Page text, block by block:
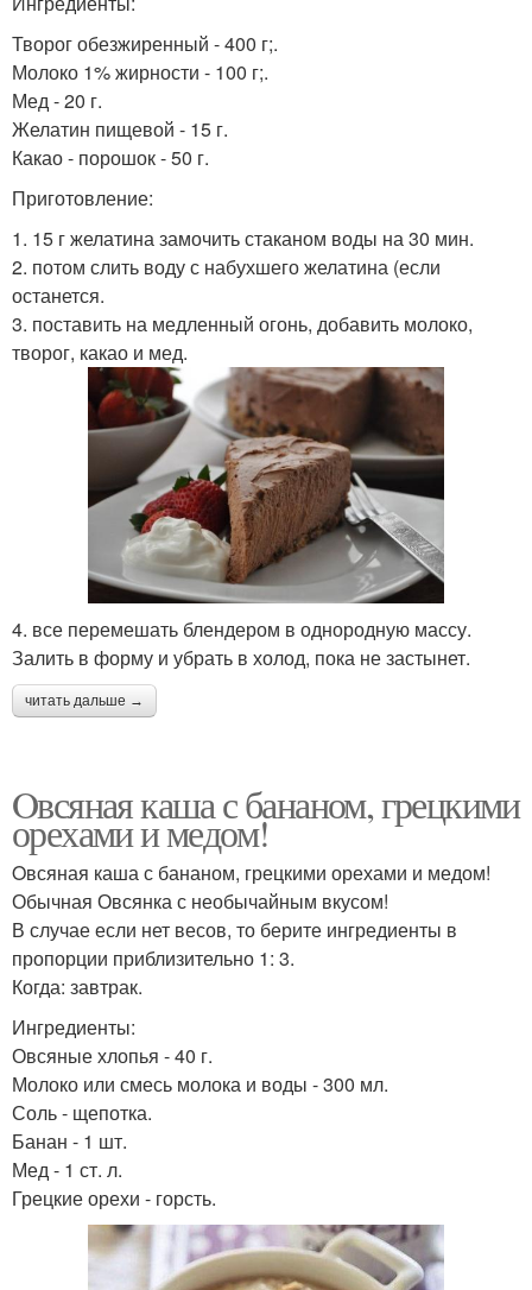
Творог обезжиренный - 400 г;.
Молоко 1% жирности - 100 г;.
Мед - 20 г.
Желатин пищевой - 15 г.
Какао - порошок - 50 г.
Приготовление:
1. 15 г желатина замочить стаканом воды на 30 мин.
2. потом слить воду с набухшего желатина (если
останется.
3. поставить на медленный огонь, добавить молоко,
творог, какао и мед.
4. все перемешать блендером в однородную массу.
Залить в форму и убрать в холод, пока не застынет.
читать дальше →
Oвсяная каша с бананом, грецкими
орехами и медом!
Oвсяная каша с бананом, грецкими орехами и медом!
Обычная Овсянка с необычайным вкусом!
В случае если нет весов, то берите ингредиенты в
пропорции приблизительно 1: 3.
Когда: завтрак.
Ингредиенты:
Овсяные хлопья - 40 г.
Молоко или смесь молока и воды - 300 мл.
Соль - щепотка.
Банан - 1 шт.
Мед - 1 ст. л.
Грецкие орехи - горсть.